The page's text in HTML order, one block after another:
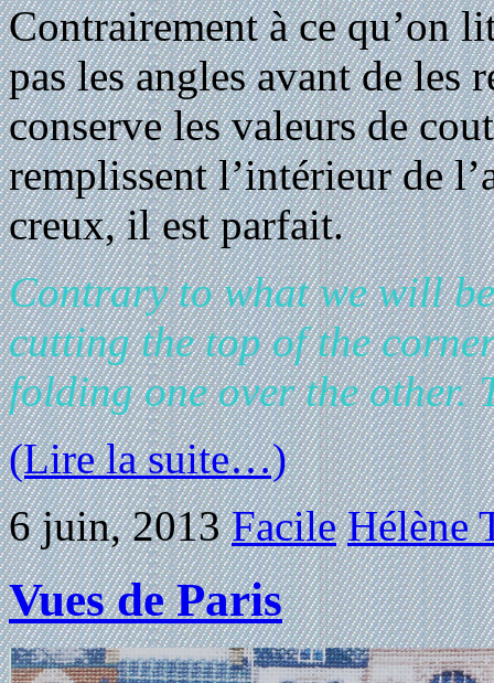
Contrairement à ce qu’on
pas les angles avant de les
conserve les valeurs de
remplissent l’intérieur de
creux, il est parfait.
Contrary to what we will
cutting the top of the
folding one over the
(Lire la suite…)
6 juin, 2013 Facile Hélène
Vues de Paris